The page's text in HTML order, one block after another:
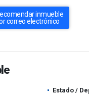
inmueble
correo electrónico
Estado /